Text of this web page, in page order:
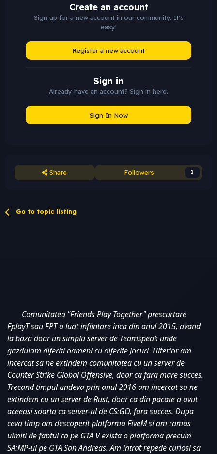
Create an account
Sign up for a new account in our community. It's
easy!
Register a new account
Sign in
Already have an account? Sign in here.
Sign In Now
Share Followers 1
Go to topic listing
Comunitatea "Friends Play Together" prescurtare
FplayT sau FPT a luat infiintare inca din anul 2015, avand
la baza doar un simplu server de Teamspeak unde
gazduiam diferiti oameni cu diferite jocuri. Ulterior am
incercat sa ne extindem comunitatea cu un server de
Counter Strike Global Offensive, doar ca fara mare succes.
Trecand timpul undeva prin anul 2016 am incercat sa ne
extindem cu un server de Rust, doar ca din pacate a avut
aceeasi soarta ca server-ul de CS:GO, fara succes. Dupa
ceva timp am descoperit platforma FiveM si am ramas
uimiti de faptul ca pe GTA V exista o platforma precum
SA:MP-ul pe GTA San Andreas. Am intrat repede curiosi sa